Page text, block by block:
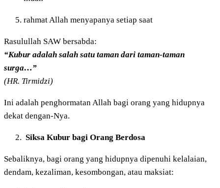
rahmat Allah menyapanya setiap saat
Rasulullah SAW bersabda:
“Kubur adalah salah satu taman dari taman-taman
surga…”
(HR. Tirmidzi)
Ini adalah penghormatan Allah bagi orang yang hidupnya
dekat dengan-Nya.
Siksa Kubur bagi Orang Berdosa
Sebaliknya, bagi orang yang hidupnya dipenuhi kelalaian,
dendam, kezaliman, kesombongan, atau maksiat: